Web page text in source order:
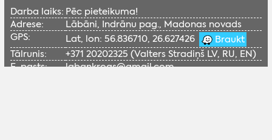
Darba laiks: Pēc pieteikuma!
Adrese:
Lābāni, Indrānu pag., Madonas novads
GPS:
Lat, lon: 56.836710, 26.627426
Braukt
Tālrunis:
+371 20202325 (Valters Stradiņš LV, RU, EN)
E-pasts:
labankrogs@gmail.com